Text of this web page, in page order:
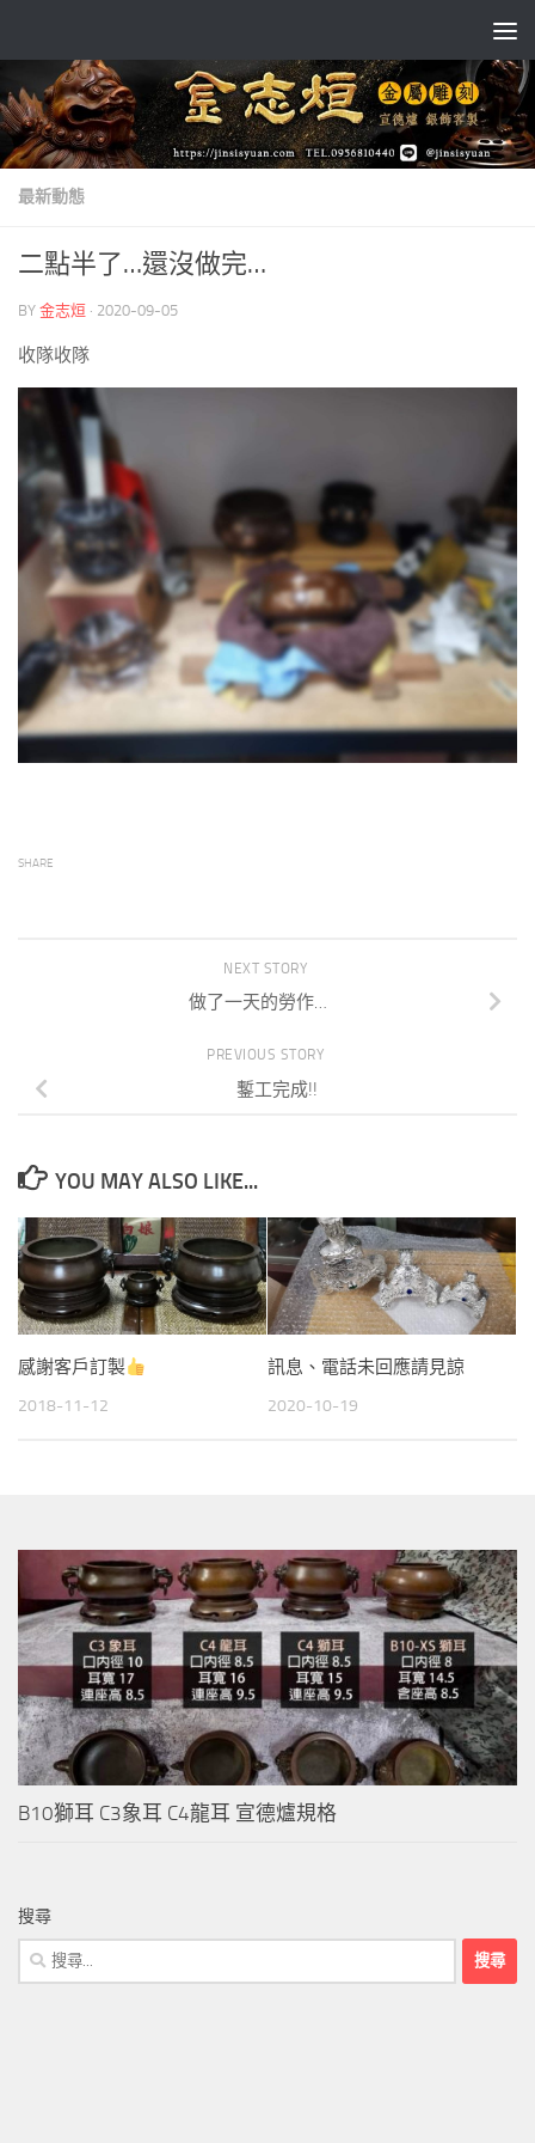
最新動態
二點半了…還沒做完…
BY 金志烜 · 2020-09-05
收隊收隊
SHARE
NEXT STORY
做了一天的勞作…
PREVIOUS STORY
鏨工完成!!
YOU MAY ALSO LIKE...
感謝客戶訂製
2018-11-12
訊息、電話未回應請見諒
2020-10-19
B10獅耳 C3象耳 C4龍耳 宣德爐規格
搜尋
搜
尋